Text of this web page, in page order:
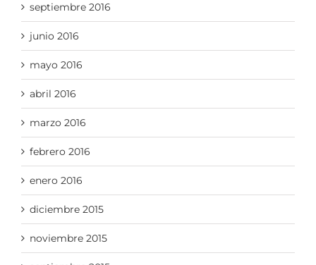
septiembre 2016
junio 2016
mayo 2016
abril 2016
marzo 2016
febrero 2016
enero 2016
diciembre 2015
noviembre 2015